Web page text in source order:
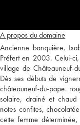
A propos du domaine
Ancienne banquière,
Préfert en 2003. Celui-
village de Châteauneuf-
Dès ses débuts de
châteauneuf-du-pape
solaire, drainé et
notes confites,
cette femme